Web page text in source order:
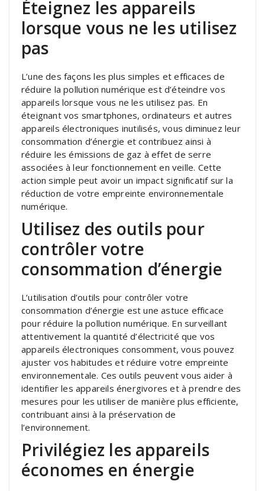
Éteignez les appareils
lorsque vous ne les utilisez
pas
L’une des façons les plus simples et efficaces de
réduire la pollution numérique est d’éteindre vos
appareils lorsque vous ne les utilisez pas. En
éteignant vos smartphones, ordinateurs et autres
appareils électroniques inutilisés, vous diminuez leur
consommation d’énergie et contribuez ainsi à
réduire les émissions de gaz à effet de serre
associées à leur fonctionnement en veille. Cette
action simple peut avoir un impact significatif sur la
réduction de votre empreinte environnementale
numérique.
Utilisez des outils pour
contrôler votre
consommation d’énergie
L’utilisation d’outils pour contrôler votre
consommation d’énergie est une astuce efficace
pour réduire la pollution numérique. En surveillant
attentivement la quantité d’électricité que vos
appareils électroniques consomment, vous pouvez
ajuster vos habitudes et réduire votre empreinte
environnementale. Ces outils peuvent vous aider à
identifier les appareils énergivores et à prendre des
mesures pour les utiliser de manière plus efficiente,
contribuant ainsi à la préservation de
l’environnement.
Privilégiez les appareils
économes en énergie